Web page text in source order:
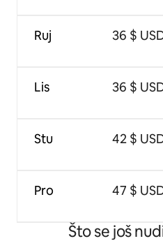
Ruj
Lis
Stu
Pro
36 $
36 $
42 $
47 $
Što se još